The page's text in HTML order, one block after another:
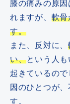
[初
膝の痛みの原
れますが、 軟骨
す。
また、反対に、
い、という人
起きているの
因のひとつが
す。